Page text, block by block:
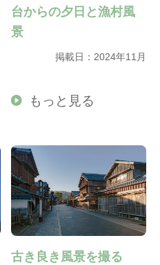
台からの夕日と漁村風
景
掲載日：2024年11月
もっと見る
古き良き風景を撮る